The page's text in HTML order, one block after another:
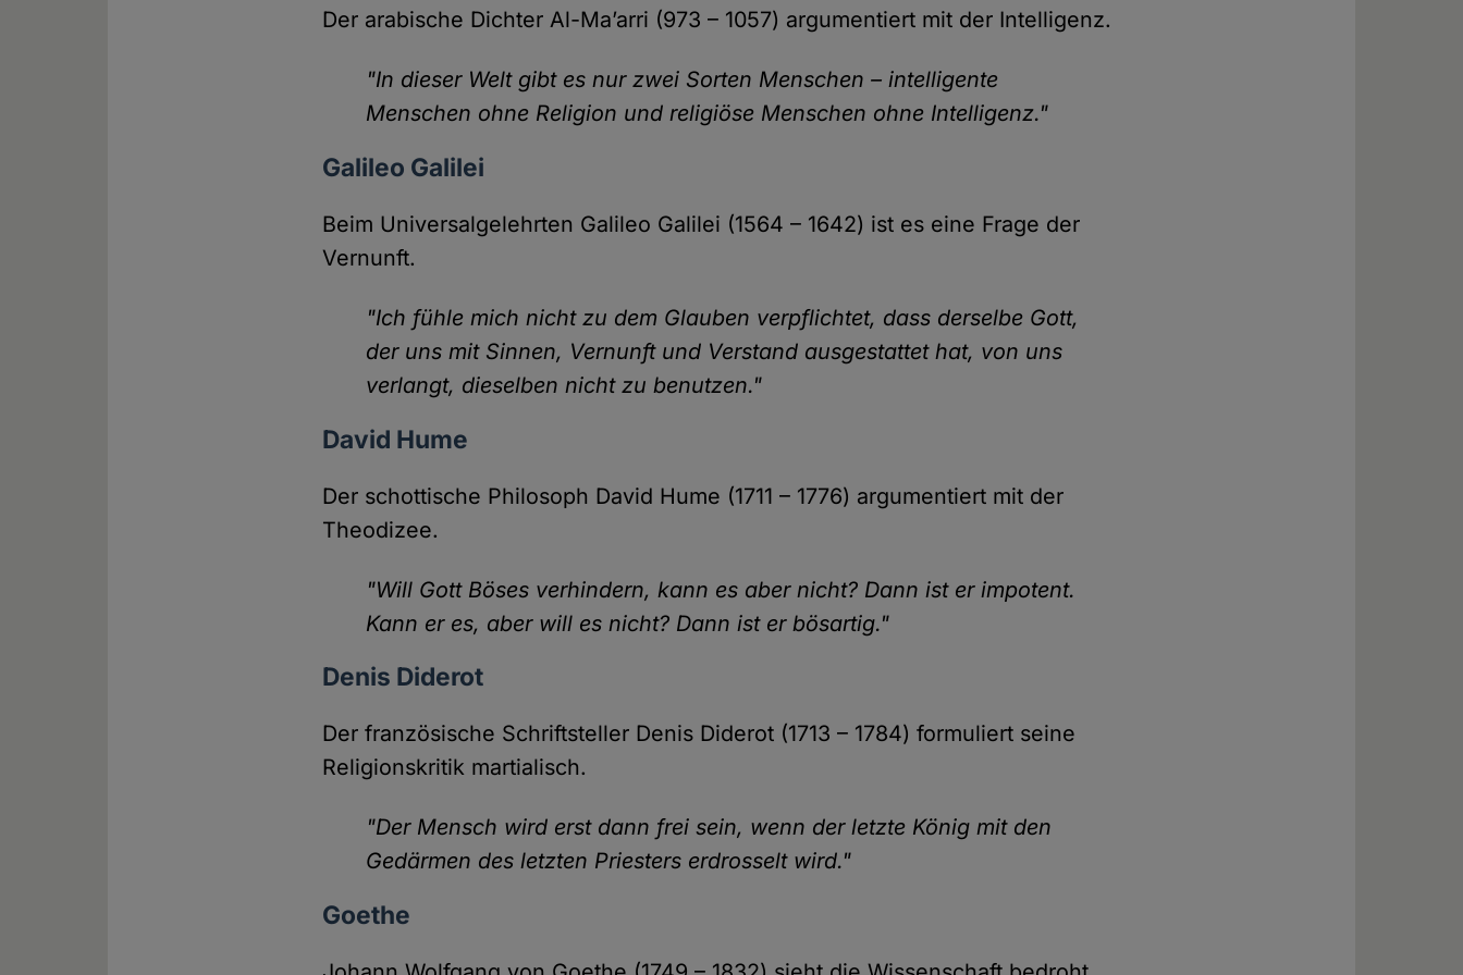
Der arabische Dichter Al-Ma’arri (973 – 1057) argumentiert mit der Intelligenz.
"In dieser Welt gibt es nur zwei Sorten Menschen – intelligente
Menschen ohne Religion und religiöse Menschen ohne Intelligenz."
Galileo Galilei
Beim Universalgelehrten Galileo Galilei (1564 – 1642) ist es eine Frage der
Vernunft.
"Ich fühle mich nicht zu dem Glauben verpflichtet, dass derselbe Gott,
der uns mit Sinnen, Vernunft und Verstand ausgestattet hat, von uns
verlangt, dieselben nicht zu benutzen."
David Hume
Der schottische Philosoph David Hume (1711 – 1776) argumentiert mit der
Theodizee.
"Will Gott Böses verhindern, kann es aber nicht? Dann ist er impotent.
Kann er es, aber will es nicht? Dann ist er bösartig."
Denis Diderot
Der französische Schriftsteller Denis Diderot (1713 – 1784) formuliert seine
Religionskritik martialisch.
"Der Mensch wird erst dann frei sein, wenn der letzte König mit den
Gedärmen des letzten Priesters erdrosselt wird."
Goethe